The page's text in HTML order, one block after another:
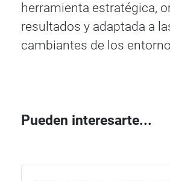
herramienta estratégica,
resultados y adaptada a
cambiantes de los
Pueden interesarte...